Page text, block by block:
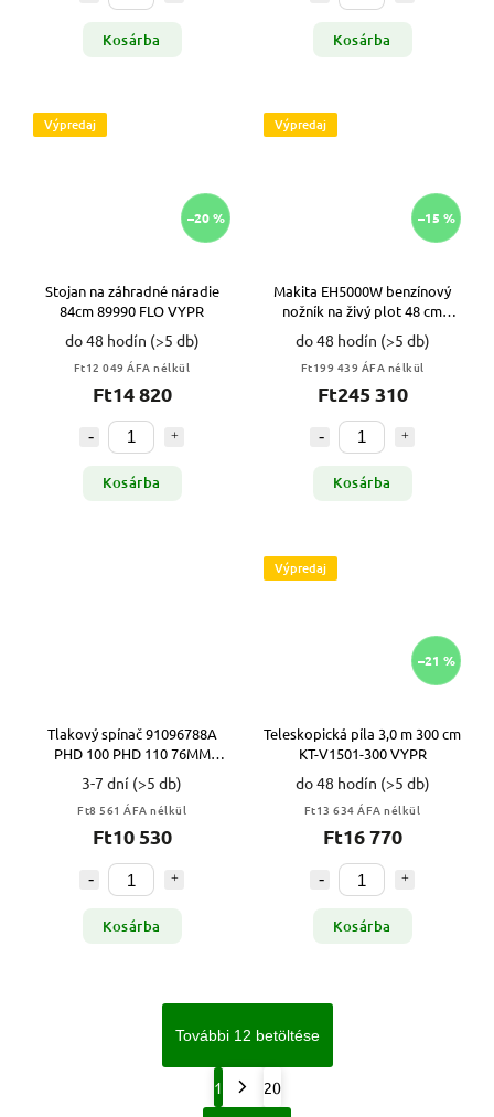
Kosárba Kosárba
Výpredaj
–20 %
Stojan na záhradné náradie
84cm 89990 FLO VYPR
do 48 hodín (>5 db)
Ft12 049 ÁFA nélkül
Ft14 820
Kosárba
Výpredaj
–15 %
Makita EH5000W benzínový
nožník na živý plot 48 cm
VYPR
do 48 hodín (>5 db)
Ft199 439 ÁFA nélkül
Ft245 310
Kosárba
Tlakový spínač 91096788A
PHD 100 PHD 110 76MM
grizzly PARKSIDE VYPR
3-7 dní (>5 db)
Ft8 561 ÁFA nélkül
Ft10 530
Kosárba
Výpredaj
–21 %
Teleskopická píla 3,0 m 300 cm
KT-V1501-300 VYPR
do 48 hodín (>5 db)
Ft13 634 ÁFA nélkül
Ft16 770
Kosárba
További 12 betöltése
1 20